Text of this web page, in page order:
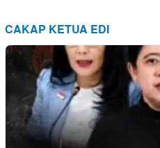
CAKAP KETUA EDI